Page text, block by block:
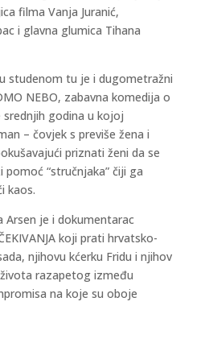
filma Vanja Juranić,
i glavna glumica Tihana
studenom tu je i dugometražni
NEBO, zabavna komedija o
godina u kojoj
– čovjek s previše žena i
priznati ženi da se
“stručnjaka” čiji ga
kaos.
Arsen je i dokumentarac
koji prati hrvatsko-
njihovu kćerku Fridu i njihov
razapetog između
na koje su oboje